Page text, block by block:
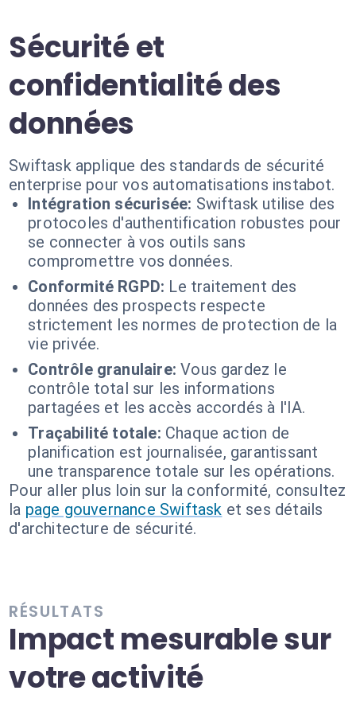
Sécurité et
confidentialité des
données
Swiftask applique des standards de sécurité
enterprise pour vos automatisations instabot.
Intégration sécurisée: Swiftask utilise des
protocoles d'authentification robustes pour
se connecter à vos outils sans
compromettre vos données.
Conformité RGPD: Le traitement des
données des prospects respecte
strictement les normes de protection de la
vie privée.
Contrôle granulaire: Vous gardez le
contrôle total sur les informations
partagées et les accès accordés à l'IA.
Traçabilité totale: Chaque action de
planification est journalisée, garantissant
une transparence totale sur les opérations.
Pour aller plus loin sur la conformité, consultez
la page gouvernance Swiftask et ses détails
d'architecture de sécurité.
RÉSULTATS
Impact mesurable sur
votre activité